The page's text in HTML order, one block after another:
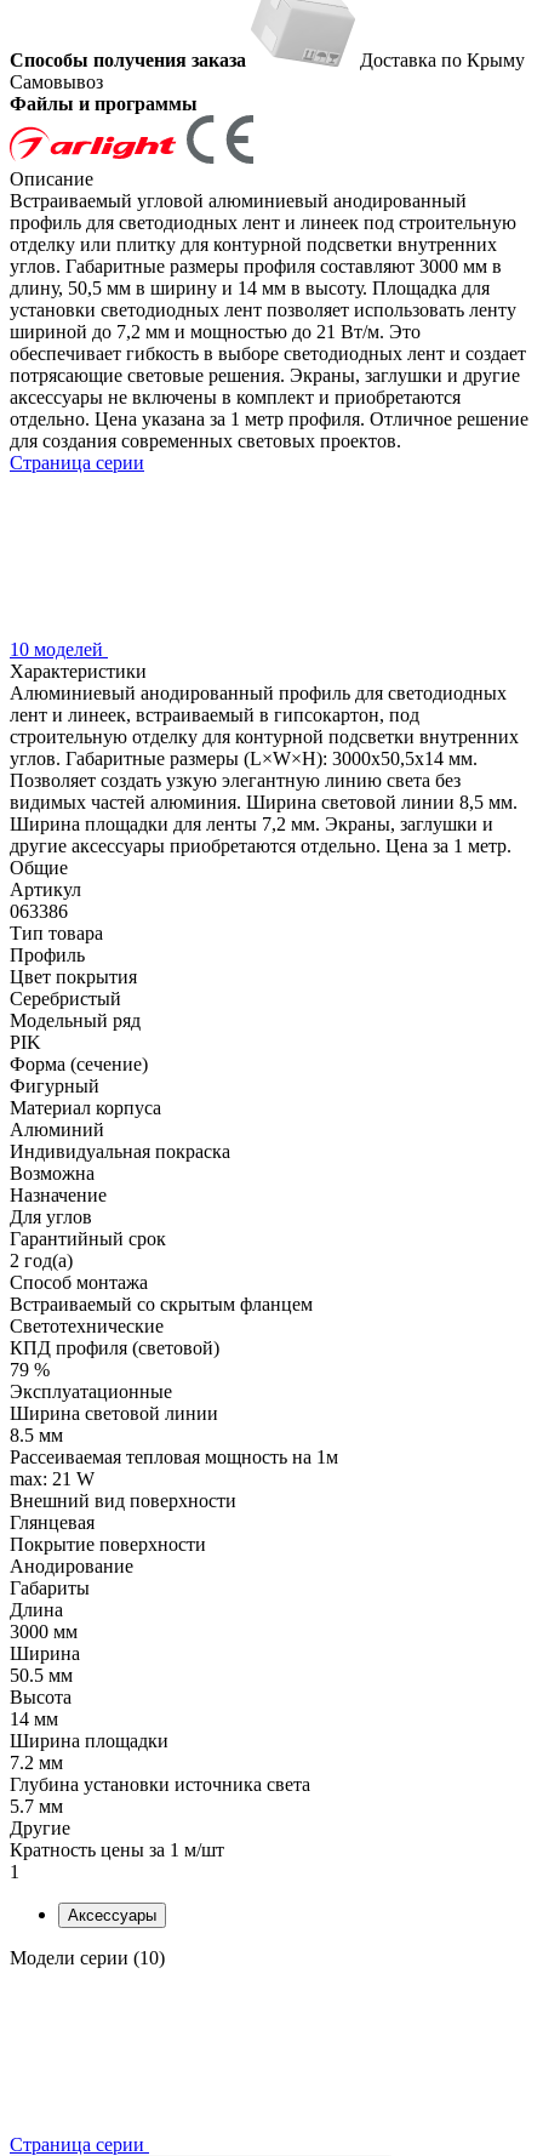
Способы получения заказа
Доставка по Крыму
Самовывоз
Файлы и программы
Описание
Встраиваемый угловой алюминиевый анодированный
профиль для светодиодных лент и линеек под строительную
отделку или плитку для контурной подсветки внутренних
углов. Габаритные размеры профиля составляют 3000 мм в
длину, 50,5 мм в ширину и 14 мм в высоту. Площадка для
установки светодиодных лент позволяет использовать ленту
шириной до 7,2 мм и мощностью до 21 Вт/м. Это
обеспечивает гибкость в выборе светодиодных лент и создает
потрясающие световые решения. Экраны, заглушки и другие
аксессуары не включены в комплект и приобретаются
отдельно. Цена указана за 1 метр профиля. Отличное решение
для создания современных световых проектов.
Страница серии
10 моделей
Характеристики
Алюминиевый анодированный профиль для светодиодных
лент и линеек, встраиваемый в гипсокартон, под
строительную отделку для контурной подсветки внутренних
углов. Габаритные размеры (L×W×H): 3000x50,5x14 мм.
Позволяет создать узкую элегантную линию света без
видимых частей алюминия. Ширина световой линии 8,5 мм.
Ширина площадки для ленты 7,2 мм. Экраны, заглушки и
другие аксессуары приобретаются отдельно. Цена за 1 метр.
Общие
Артикул
063386
Тип товара
Профиль
Цвет покрытия
Серебристый
Модельный ряд
PIK
Форма (сечение)
Фигурный
Материал корпуса
Алюминий
Индивидуальная покраска
Возможна
Назначение
Для углов
Гарантийный срок
2 год(а)
Способ монтажа
Встраиваемый со скрытым фланцем
Светотехнические
КПД профиля (cветовой)
79 %
Эксплуатационные
Ширина световой линии
8.5 мм
Рассеиваемая тепловая мощность на 1м
max: 21 W
Внешний вид поверхности
Глянцевая
Покрытие поверхности
Анодирование
Габариты
Длина
3000 мм
Ширина
50.5 мм
Высота
14 мм
Ширина площадки
7.2 мм
Глубина установки источника света
5.7 мм
Другие
Кратность цены за 1 м/шт
1
Аксессуары
Модели серии (10)
Страница серии